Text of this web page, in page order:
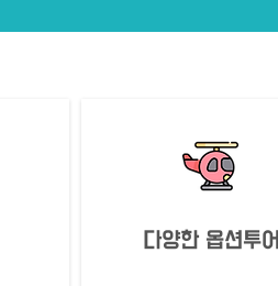
다양한 옵션투어